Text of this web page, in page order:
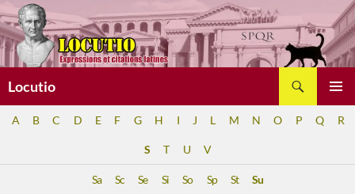
Aller
au
contenu
Locutio
A B C D E F G H I J L M N O P Q R
S T U V
Sa Sc Se Si So Sp St Su